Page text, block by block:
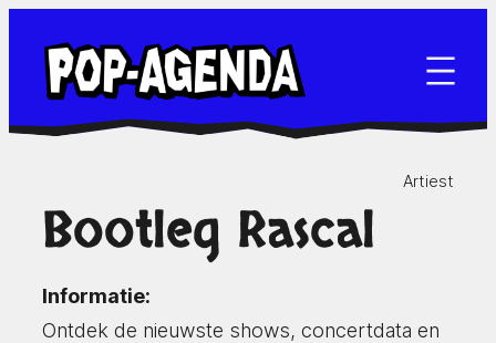
naar
inhoud
Artiest
Bootleg Rascal
Informatie:
Ontdek de nieuwste shows, concertdata en